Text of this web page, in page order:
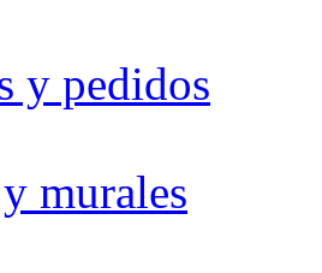
y pedidos
murales